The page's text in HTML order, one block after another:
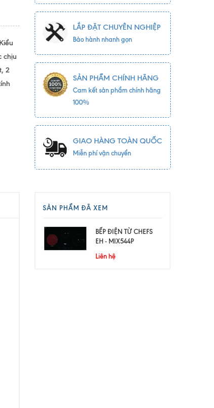
chịu
2
LẮP ĐẶT CHUYÊN NGHIỆP
Bảo hành nhanh gọn
SẢN PHẨM CHÍNH HÃNG
Cam kết sản phẩm chính hãng
100%
GIAO HÀNG TOÀN QUỐC
Miễn phí vận chuyển
SẢN PHẨM ĐÃ XEM
BẾP ĐIỆN TỪ CHEFS
EH - MIX544P
Liên hệ